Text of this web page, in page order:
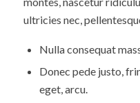
ultricies nec,
Nulla consequat
Donec pede justo,
eget, arcu.